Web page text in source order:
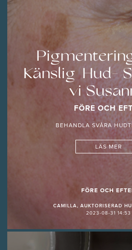
Känslig Hud-
vi
FÖRE OCH
BEHANDLA SVÅRA
LÄS MER
FÖRE OCH
CAMILLA, AUKTORISERAD
2023-08-31 14:53